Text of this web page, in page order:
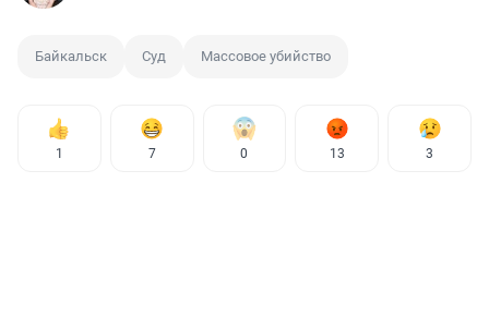
Байкальск Суд Массовое убийство
1 7 0 13 3